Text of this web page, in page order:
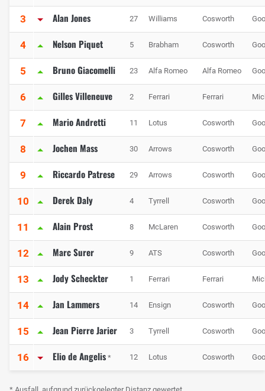
3 Alan Jones 27 Williams Cosworth
4 Nelson Piquet 5 Brabham Cosworth
5 Bruno Giacomelli 23 Alfa Romeo Alfa Romeo
6 Gilles Villeneuve 2 Ferrari Ferrari
7 Mario Andretti 11 Lotus Cosworth
8 Jochen Mass 30 Arrows Cosworth
9 Riccardo Patrese 29 Arrows Cosworth
10 Derek Daly 4 Tyrrell Cosworth
11 Alain Prost 8 McLaren Cosworth
12 Marc Surer 9 ATS Cosworth
13 Jody Scheckter 1 Ferrari Ferrari
14 Jan Lammers 14 Ensign Cosworth
15 Jean Pierre Jarier 3 Tyrrell Cosworth
16 Elio de Angelis * 12 Lotus Cosworth